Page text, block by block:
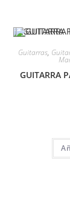
Guitarras,
GUITARRA